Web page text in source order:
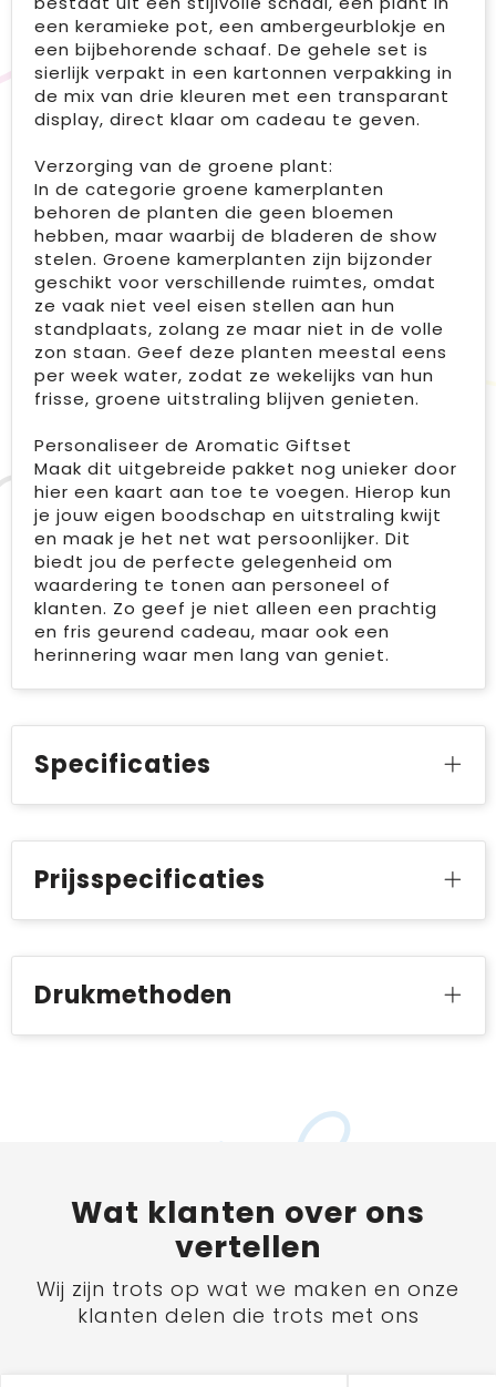
een keramieke pot, een ambergeurblokje en
een bijbehorende schaaf. De gehele set is
sierlijk verpakt in een kartonnen verpakking in
de mix van drie kleuren met een transparant
display, direct klaar om cadeau te geven.
Verzorging van de groene plant:
In de categorie groene kamerplanten
behoren de planten die geen bloemen
hebben, maar waarbij de bladeren de show
stelen. Groene kamerplanten zijn bijzonder
geschikt voor verschillende ruimtes, omdat
ze vaak niet veel eisen stellen aan hun
standplaats, zolang ze maar niet in de volle
zon staan. Geef deze planten meestal eens
per week water, zodat ze wekelijks van hun
frisse, groene uitstraling blijven genieten.
Personaliseer de Aromatic Giftset
Maak dit uitgebreide pakket nog unieker door
hier een kaart aan toe te voegen. Hierop kun
je jouw eigen boodschap en uitstraling kwijt
en maak je het net wat persoonlijker. Dit
biedt jou de perfecte gelegenheid om
waardering te tonen aan personeel of
klanten. Zo geef je niet alleen een prachtig
en fris geurend cadeau, maar ook een
herinnering waar men lang van geniet.
Specificaties
Prijsspecificaties
Drukmethoden
Wat klanten over ons
vertellen
Wij zijn trots op wat we maken en onze
klanten delen die trots met ons